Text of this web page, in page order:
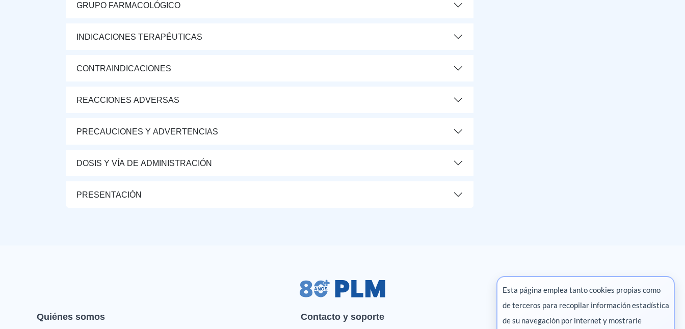
GRUPO FARMACOLÓGICO
INDICACIONES TERAPÉUTICAS
CONTRAINDICACIONES
REACCIONES ADVERSAS
PRECAUCIONES Y ADVERTENCIAS
DOSIS Y VÍA DE ADMINISTRACIÓN
PRESENTACIÓN
Quiénes somos Contacto y soporte Marketing digital
Esta página emplea tanto cookies propias como
de terceros para recopilar información estadística
de su navegación por internet y mostrarle